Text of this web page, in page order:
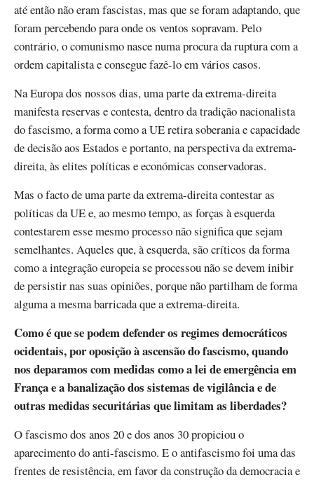
até então não eram fascistas, mas que se foram adaptando, que
foram percebendo para onde os ventos sopravam. Pelo
contrário, o comunismo nasce numa procura da ruptura com a
ordem capitalista e consegue fazê-lo em vários casos.
Na Europa dos nossos dias, uma parte da extrema-direita
manifesta reservas e contesta, dentro da tradição nacionalista
do fascismo, a forma como a UE retira soberania e capacidade
de decisão aos Estados e portanto, na perspectiva da extrema-
direita, às elites políticas e económicas conservadoras.
Mas o facto de uma parte da extrema-direita contestar as
políticas da UE e, ao mesmo tempo, as forças à esquerda
contestarem esse mesmo processo não significa que sejam
semelhantes. Aqueles que, à esquerda, são críticos da forma
como a integração europeia se processou não se devem inibir
de persistir nas suas opiniões, porque não partilham de forma
alguma a mesma barricada que a extrema-direita.
Como é que se podem defender os regimes democráticos
ocidentais, por oposição à ascensão do fascismo, quando
nos deparamos com medidas como a lei de emergência em
França e a banalização dos sistemas de vigilância e de
outras medidas securitárias que limitam as liberdades?
O fascismo dos anos 20 e dos anos 30 propiciou o
aparecimento do anti-fascismo. E o antifascismo foi uma das
frentes de resistência, em favor da construção da democracia e